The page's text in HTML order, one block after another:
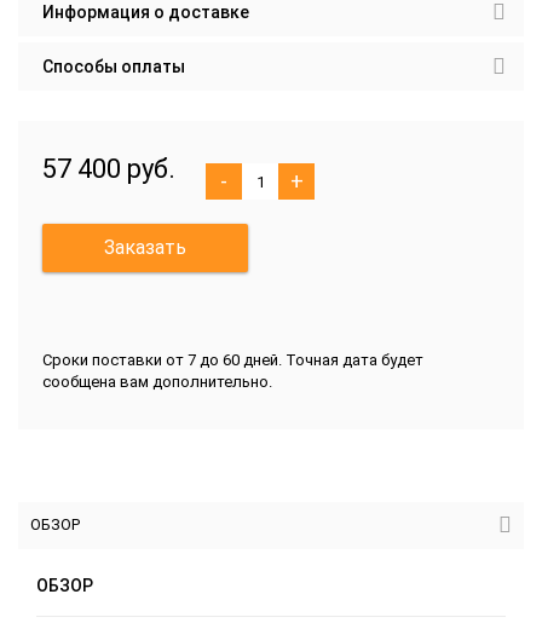
Информация о доставке
Способы оплаты
57 400 руб. - +
Заказать
Сроки поставки от 7 до 60 дней. Точная дата будет
сообщена вам дополнительно.
ОБЗОР
ОБЗОР